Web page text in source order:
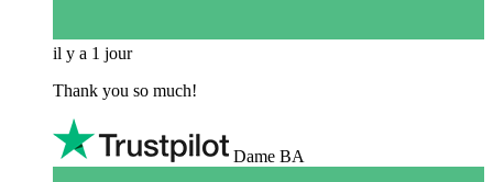
il y a 1 jour
Thank you so much!
Dame BA